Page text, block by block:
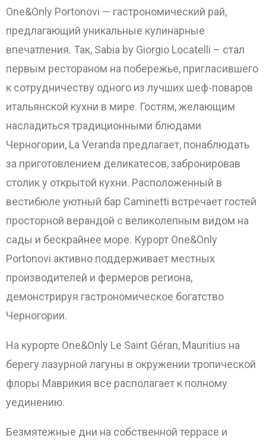
One&Only Portonovi — гастрономический рай,
предлагающий уникальные кулинарные
впечатления. Так, Sabia by Giorgio Locatelli – стал
первым рестораном на побережье, пригласившего
к сотрудничеству одного из лучших шеф-поваров
итальянской кухни в мире. Гостям, желающим
насладиться традиционными блюдами
Черногории, La Veranda предлагает, понаблюдать
за приготовлением деликатесов, забронировав
столик у открытой кухни. Расположенный в
вестибюле уютный бар Caminetti встречает гостей
просторной верандой с великолепным видом на
сады и бескрайнее море. Курорт One&Only
Portonovi активно поддерживает местных
производителей и фермеров региона,
демонстрируя гастрономическое богатство
Черногории.
На курорте One&Only Le Saint Géran, Mauritius на
берегу лазурной лагуны в окружении тропической
флоры Маврикия все располагает к полному
уединению.
Безмятежные дни на собственной террасе и